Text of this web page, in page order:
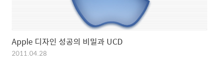
Apple 디자인 성공의 비밀과 UCD
2011.04.28